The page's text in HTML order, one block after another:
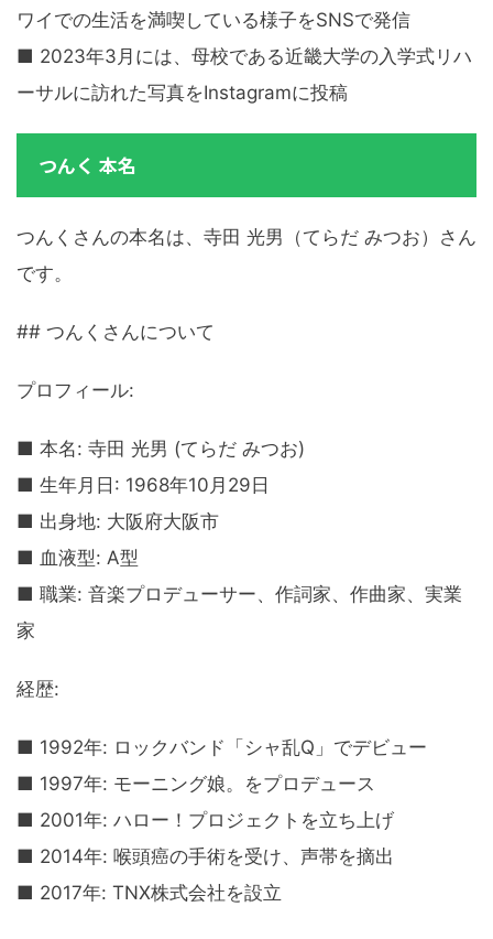
ワイでの生活を満喫している様子をSNSで発信
■ 2023年3月には、母校である近畿大学の入学式リハ
ーサルに訪れた写真をInstagramに投稿
つんく 本名
つんくさんの本名は、寺田 光男（てらだ みつお）さん
です。
## つんくさんについて
プロフィール:
■ 本名: 寺田 光男 (てらだ みつお)
■ 生年月日: 1968年10月29日
■ 出身地: 大阪府大阪市
■ 血液型: A型
■ 職業: 音楽プロデューサー、作詞家、作曲家、実業
家
経歴:
■ 1992年: ロックバンド「シャ乱Q」でデビュー
■ 1997年: モーニング娘。をプロデュース
■ 2001年: ハロー！プロジェクトを立ち上げ
■ 2014年: 喉頭癌の手術を受け、声帯を摘出
■ 2017年: TNX株式会社を設立